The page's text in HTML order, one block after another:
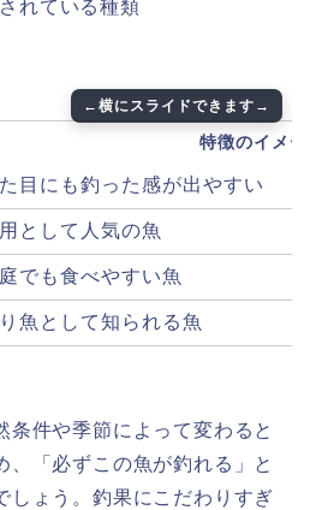
れている種類
特徴のイメ
目にも釣った感が出やすい
として人気の魚
でも食べやすい魚
魚として知られる魚
条件や季節によって変わると
、「必ずこの魚が釣れる」と
しょう。釣果にこだわりすぎ